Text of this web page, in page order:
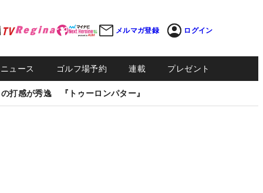
メルマガ登録 ログイン
ュース ゴルフ場予約 連載 プレゼント
打感が秀逸 『トゥーロンパター』